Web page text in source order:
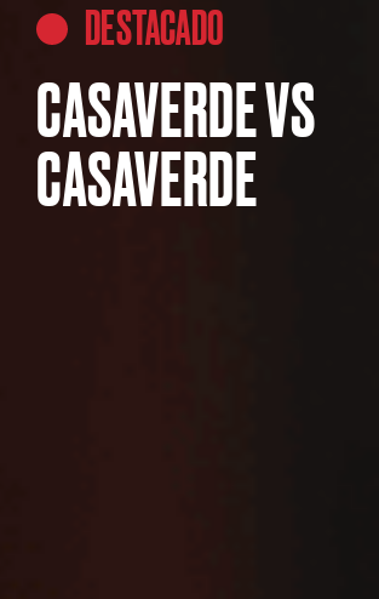
DESTACADO
CASAVERDE VS
CASAVERDE